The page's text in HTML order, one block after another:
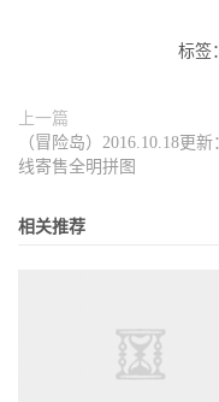
标签：
上一篇
（冒险岛）2016.10.18更新
线寄售全明拼图
相关推荐